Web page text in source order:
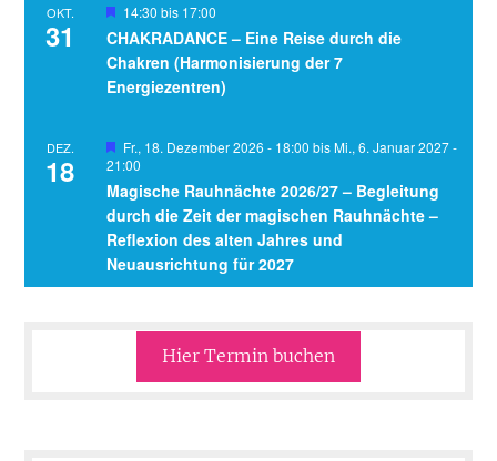
OKT.
31
Hervorgehoben
14:30 bis 17:00
CHAKRADANCE – Eine Reise durch die
Chakren (Harmonisierung der 7
Energiezentren)
DEZ.
18
Hervorgehoben
Fr., 18. Dezember 2026 - 18:00 bisMi., 6. Januar 2027 -
21:00
Magische Rauhnächte 2026/27 – Begleitung
durch die Zeit der magischen Rauhnächte –
Reflexion des alten Jahres und
Neuausrichtung für 2027
Hier Termin buchen